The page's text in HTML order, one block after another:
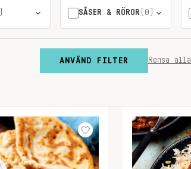
SÅSER & RÖROR(0)
ANVÄND FILTER Rensa alla